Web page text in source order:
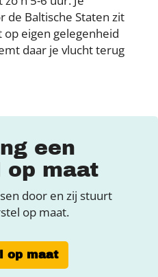
de Baltische Staten zit
op eigen gelegenheid
daar je vlucht terug
een
op maat
door en zij stuurt
op maat.
op maat